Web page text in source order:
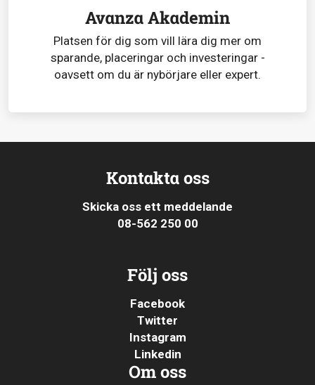
Avanza Akademin
Platsen för dig som vill lära dig mer om
sparande, placeringar och investeringar -
oavsett om du är nybörjare eller expert.
Kontakta oss
Skicka oss ett meddelande
08-562 250 00
Följ oss
Facebook
Twitter
Instagram
Linkedin
Om oss